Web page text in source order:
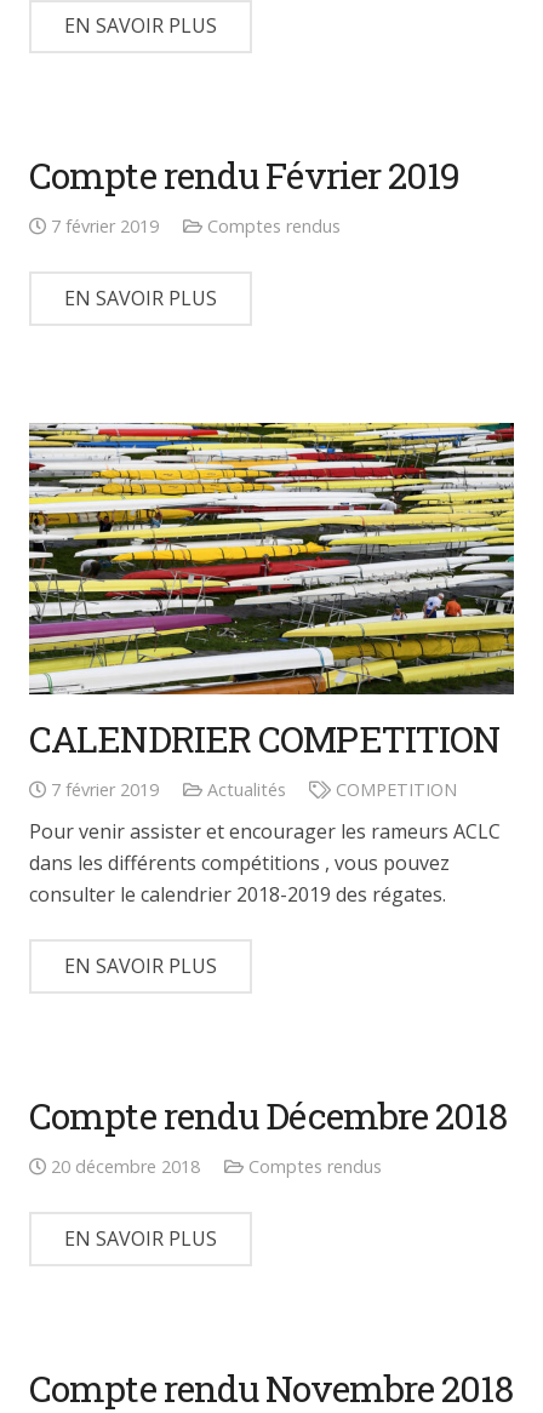
EN SAVOIR PLUS
Compte rendu Février 2019
7 février 2019 Comptes rendus
EN SAVOIR PLUS
CALENDRIER COMPETITION
7 février 2019 Actualités COMPETITION
Pour venir assister et encourager les rameurs ACLC
dans les différents compétitions , vous pouvez
consulter le calendrier 2018-2019 des régates.
EN SAVOIR PLUS
Compte rendu Décembre 2018
20 décembre 2018 Comptes rendus
EN SAVOIR PLUS
Compte rendu Novembre 2018